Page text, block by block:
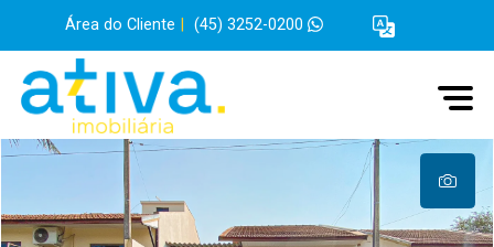
Área do Cliente (45) 3252-0200